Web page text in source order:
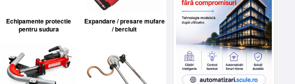
Echipamente protectie
pentru sudura
Expandare / presare mufare
/ bercluit